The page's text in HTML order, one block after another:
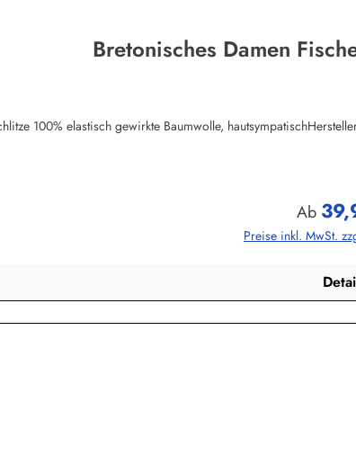
Bretonisches Damen
100% elastisch gewirkte Baumwolle,
Ab
Preise inkl. MwSt.